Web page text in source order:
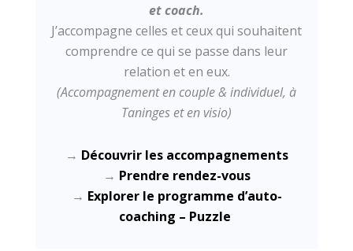
et coach.
J’accompagne celles et ceux qui souhaitent
comprendre ce qui se passe dans leur
relation et en eux.
(Accompagnement en couple & individuel, à
Taninges et en visio)
→ Découvrir les accompagnements
→ Prendre rendez-vous
→ Explorer le programme d’auto-
coaching – Puzzle